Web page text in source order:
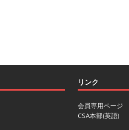
リンク
会員専用ページ
CSA本部(英語)